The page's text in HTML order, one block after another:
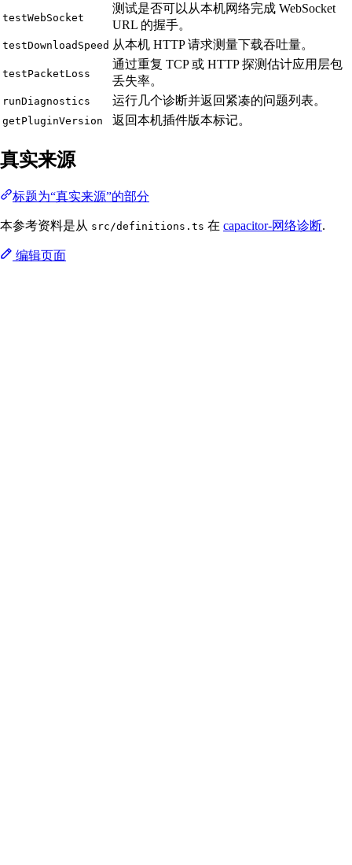
testWebSocket
测试是否可以从本机网络完成 WebSocket
URL 的握手。
testDownloadSpeed 从本机 HTTP 请求测量下载吞吐量。
testPacketLoss
通过重复 TCP 或 HTTP 探测估计应用层包
丢失率。
runDiagnostics 运行几个诊断并返回紧凑的问题列表。
getPluginVersion 返回本机插件版本标记。
真实来源
标题为“真实来源”的部分
本参考资料是从 src/definitions.ts 在 capacitor-网络诊断.
编辑页面